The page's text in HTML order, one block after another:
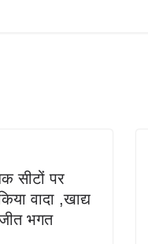
सीटों पर
वादा ,खाद्य
भगत